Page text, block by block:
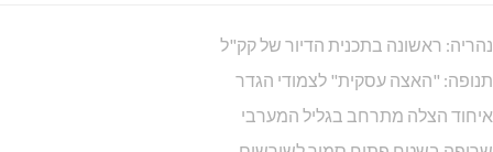
נהריה: ראשונה בתכנית הדיור של קק"ל
תנופה: "האצה עסקית" לצמודי הגדר
איחוד הצלה מתרחב בגליל המערבי